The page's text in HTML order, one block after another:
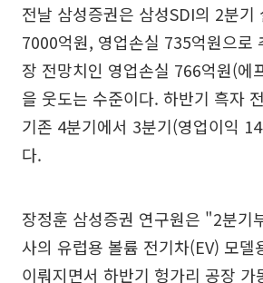
전날 삼성증권은 삼성SDI의 2분기
7000억원, 영업손실 735억원으로
장 전망치인 영업손실 766억원(에
을 웃도는 수준이다. 하반기 흑자
기존 4분기에서 3분기(영업이익
다.
장정훈 삼성증권 연구원은 "2분기
사의 유럽용 볼륨 전기차(EV) 모델
이뤄지면서 하반기 헝가리 공장 가